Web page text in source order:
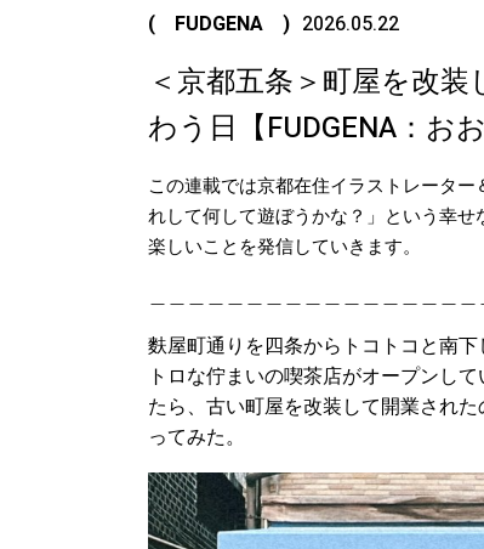
( FUDGENA ) 2026.05.22
＜京都五条＞町屋を改
わう日【FUDGENA：お
この連載では京都在住イラストレータ
れして何して遊ぼうかな？」という幸せ
楽しいことを発信していきます。
＿＿＿＿＿＿＿＿＿＿＿＿＿＿＿＿＿
麩屋町通りを四条からトコトコと南
トロな佇まいの喫茶店がオープンし
たら、古い町屋を改装して開業され
ってみた。